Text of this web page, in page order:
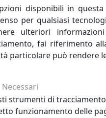
€
PORTAFOTO
ARGENTATO, FOTO
OTTAVIANI HOME,
Ottaviani
disponibili in
per qualsiasi
ulteriori
fai riferimento
particolare può rendere
Necessari
strumenti di
funzionamento delle